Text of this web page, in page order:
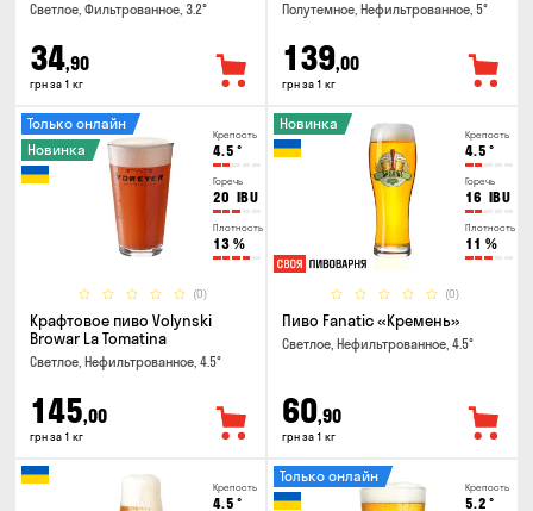
Светлое, Фильтрованное, 3.2°
34,90
грн за 1 кг
Полутемное, Нефильтрованное, 5°
139,00
грн за 1 кг
Крепость
4.5 °
Горечь
20 IBU
Плотность
13 %
(0)
Только онлайн
Новинка
Крафтовое пиво Volynski
Browar La Tomatina
Светлое, Нефильтрованное, 4.5°
145,00
грн за 1 кг
Крепость
4.5 °
Горечь
16 IBU
Плотность
11 %
(0)
Новинка
Пиво Fanatic «Кремень»
Светлое, Нефильтрованное, 4.5°
60,90
грн за 1 кг
Крепость
4.5 °
Крепость
5.2 °
Только онлайн